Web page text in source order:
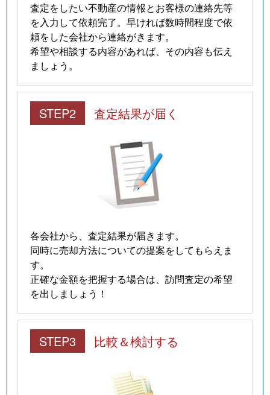
査定をしたい不動産の情報とお客様の連絡先等
を入力して依頼完了。早ければ数時間程度で依
頼をした会社から連絡がきます。
希望や相談する内容があれば、その内容も伝え
ましょう。
STEP2 査定結果が届く
各会社から、査定結果が届きます。
同時に売却方法についての提案をしてもらえま
す。
正確な金額を把握する場合は、訪問査定の希望
を出しましょう！
STEP3 比較＆検討する